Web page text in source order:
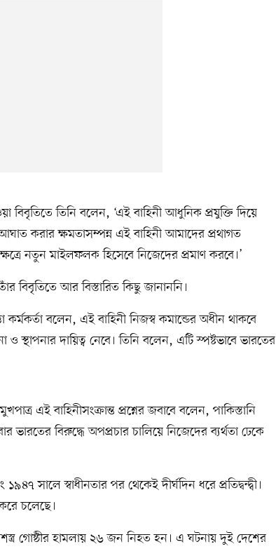
বিবৃতিতে তিনি বলেন, ‘এই বাহিনী আধুনিক প্রযুক্তি দিয়ে
করার ক্ষমতাসম্পন্ন এই বাহিনী আমাদের প্রথাগত
নতুন মাইলফলক হিসেবে নিজেদের প্রমাণ করবে।’
বিবৃতিতে আর বিস্তারিত কিছু জানাননি।
কর্মকর্তা বলেন, এই বাহিনী নিজস্ব কমান্ডের অধীন থাকবে
ও স্থাপনার দায়িত্ব নেবে। তিনি বলেন, এটি স্পষ্টভাবে ভারতের
এই বাহিনীসংক্রান্ত প্রশ্নের জবাবে বলেন, পাকিস্তানি
বিরুদ্ধে অপপ্রচার চালিয়ে নিজেদের ব্যর্থতা ঢেকে
সালে স্বাধীনতার পর থেকেই দীর্ঘদিন ধরে প্রতিদ্বন্দ্বী।
চলেছে।
গোষ্ঠীর হামলায় ২৬ জন নিহত হন। এ ঘটনায় দুই দেশের